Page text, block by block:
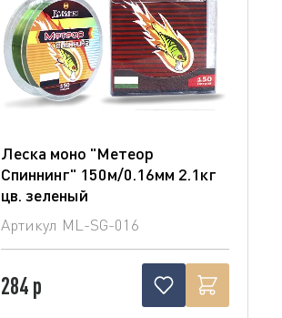
Леска моно "Метеор
Спиннинг" 150м/0.16мм 2.1кг
цв. зеленый
Артикул ML-SG-016
284 р